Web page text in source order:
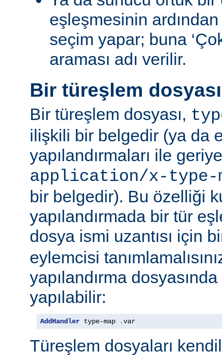
eşleşmesinin
seçim yapar; buna
araması adı verilir.
Bir türeşlem
Bir türeşlem dosyası,
ilişkili bir belgedir (ya da
yapılandırmaları ile
application/x-type-
bir belgedir). Bu özelliği
yapılandırmada bir tür
dosya ismi uzantısı için
eylemcisi
yapılandırma
yapılabilir:
AddHandler type-map .var
Türeşlem dosyaları